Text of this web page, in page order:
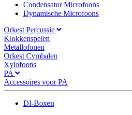
Condensator Microfoons
Dynamische Microfoons
Orkest Percussie
Klokkenspelen
Metallofonen
Orkest Cymbalen
Xylofoons
PA
Accessoires voor PA
DI-Boxen